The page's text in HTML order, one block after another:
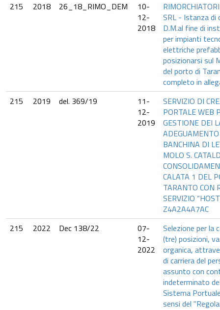
215
2018 26_18_RIMO_DEM
10-
12-
2018
SRL - Istanza di
D.M.al fine di
per impianti
elettriche
posizionarsi sul
del porto di
completo in
215
2019 del. 369/19
11-
12-
2019
SERVIZIO DI
PORTALE WEB
GESTIONE DEI
BANCHINA DI
MOLO S.
CALATA 1 DEL
TARANTO CON
SERVIZIO
Z4A2A4A7AC
215
2022 Dec 138/22
07-
12-
2022
Selezione per la
(tre) posizioni,
organica,
di carriera del
assunto con
indeterminato
Sistema
sensi del